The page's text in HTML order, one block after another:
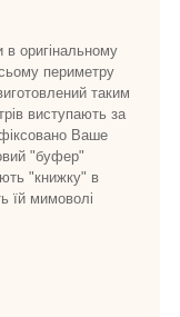
в оригінальному
периметру
таким
виступають за
Ваше
"буфер"
"книжку" в
їй мимоволі